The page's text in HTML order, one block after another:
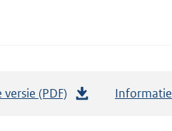
(PDF) Informatie